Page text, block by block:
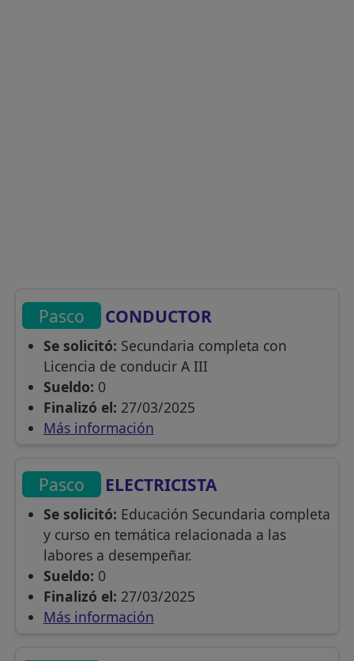
Pasco CONDUCTOR
Se solicitó: Secundaria completa con
Licencia de conducir A III
Sueldo: 0
Finalizó el: 27/03/2025
Más información
Pasco ELECTRICISTA
Se solicitó: Educación Secundaria completa
y curso en temática relacionada a las
labores a desempeñar.
Sueldo: 0
Finalizó el: 27/03/2025
Más información